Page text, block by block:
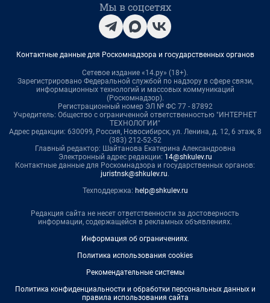
Мы в соцсетях
Контактные данные для Роскомнадзора и государственных органов
Сетевое издание «14.ру» (18+).
Зарегистрировано Федеральной службой по надзору в сфере связи,
информационных технологий и массовых коммуникаций
(Роскомнадзор).
Регистрационный номер ЭЛ № ФС 77 - 87892
Учредитель: Общество с ограниченной ответственностью "ИНТЕРНЕТ
ТЕХНОЛОГИИ"
Адрес редакции: 630099, Россия, Новосибирск, ул. Ленина, д. 12, 6 этаж, 8
(383) 212-52-52
Главный редактор: Шайтанова Екатерина Александровна
Электронный адрес редакции: 14@shkulev.ru
Контактные данные для Роскомнадзора и государственных органов:
juristnsk@shkulev.ru.
Техподдержка: help@shkulev.ru
Редакция сайта не несет ответственности за достоверность
информации, содержащейся в рекламных объявлениях.
Информация об ограничениях.
Политика использования cookies
Рекомендательные системы
Политика конфиденциальности и обработки персональных данных и
правила использования сайта